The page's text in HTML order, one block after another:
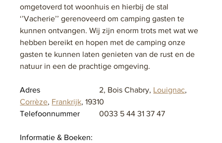
omgetoverd tot woonhuis en hierbij de stal
‘’Vacherie’’ gerenoveerd om camping gasten te
kunnen ontvangen. Wij zijn enorm trots met wat we
hebben bereikt en hopen met de camping onze
gasten te kunnen laten genieten van de rust en de
natuur in een de prachtige omgeving.
2, Bois Chabry, Louignac,
Corrèze, Frankrijk, 19310
Telefoonnummer 0033 5 44 31 37 47
Informatie & Boeken: